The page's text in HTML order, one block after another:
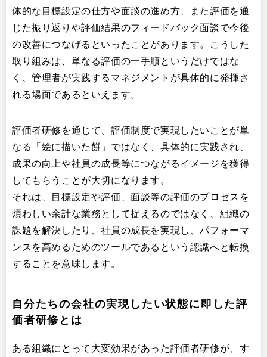
体的な目標設定の仕方や面談の進め方、また評価を通
じた振り返りや評価結果のフィードバック面談で今後
の改善につなげるといったことがあります。こうした
取り組みは、単なる評価の一手順というだけではな
く、管理者が実践するマネジメントが具体的に発揮さ
れる場面であるといえます。
評価者研修を通じて、評価制度で実現したいことが単
なる「絵に描いた餅」ではなく、具体的に実践され、
成果の向上や社員の成長等につながるイメージを獲得
してもらうことが大切になります。
それは、目標設定や評価、面談等の評価のプロセスを
煩わしい余計な業務として捉えるのではなく、組織の
課題を解決したり、社員の成長を実現し、パフォーマ
ンスを高めるためのツールであるという認識へと転換
することを意味します。
自分たちの会社の実現したい状態に即した評
価者研修とは
ある組織にとって大変効果があった評価者研修が、す